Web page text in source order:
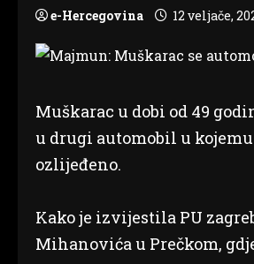
e-Hercegovina 12 veljače,
Muškarac u dobi od 49
u drugi automobil u
ozlijeđeno.
Kako je izvijestila PU
Mihanovića u Prečkom,